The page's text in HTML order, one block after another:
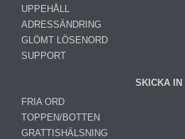
UPPEHÅLL
ADRESSÄNDRING
GLÖMT LÖSENORD
SUPPORT
SKICKA IN
FRIA ORD
TOPPEN/BOTTEN
GRATTISHÄLSNING